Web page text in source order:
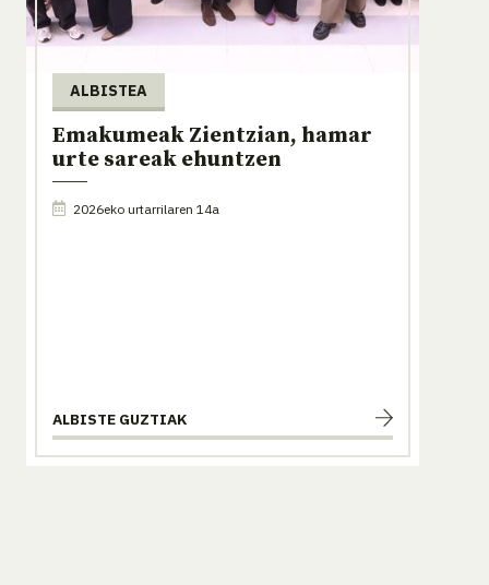
ALBISTEA
Emakumeak Zientzian, hamar
urte sareak ehuntzen
2026eko urtarrilaren 14a
ALBISTE GUZTIAK